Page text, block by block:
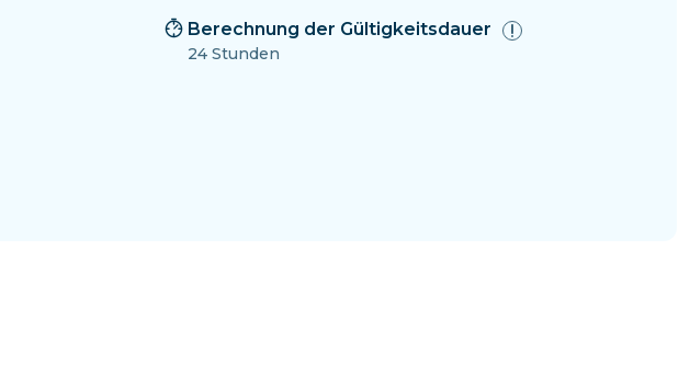
Berechnung der Gültigkeitsdauer
24 Stunden